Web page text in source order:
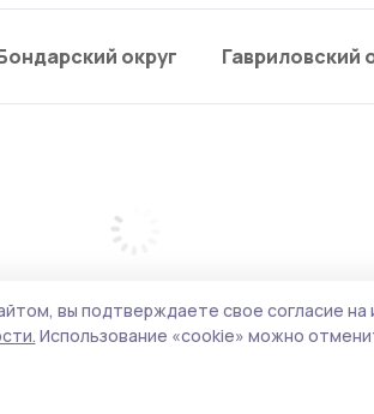
округ Гавриловский
вы подтверждаете свое согласие на
Использование «cookie» можно